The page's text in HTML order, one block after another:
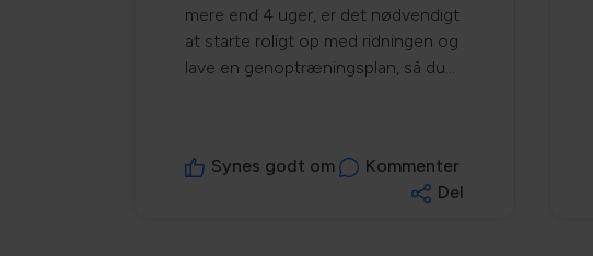
mere end 4 uger, er det nødvendigt
at starte roligt op med ridningen og
lave en genoptræningsplan, så du
hests koordinationsevne og
balance 🐴Forbedre din hest fysiske
Synes godt om
Kommenter
Del